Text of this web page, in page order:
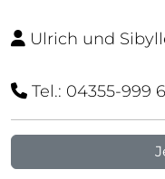
Ulrich und
Tel.: 04355-999